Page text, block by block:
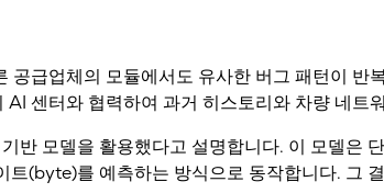
공급업체의 모듈에서도 유사한 버그 패턴이 반
센터와 협력하여 과거 히스토리와 차량 네트
반 모델을 활용했다고 설명합니다. 이 모델은
트(byte)를 예측하는 방식으로 동작합니다. 그